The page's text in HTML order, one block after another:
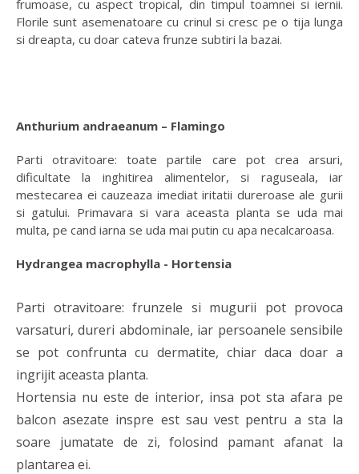
frumoase, cu aspect tropical, din timpul toamnei si iernii.
Florile sunt asemenatoare cu crinul si cresc pe o tija lunga
si dreapta, cu doar cateva frunze subtiri la bazai.
Anthurium andraeanum – Flamingo
Parti otravitoare: toate partile care pot crea arsuri,
dificultate la inghitirea alimentelor, si raguseala, iar
mestecarea ei cauzeaza imediat iritatii dureroase ale gurii
si gatului. Primavara si vara aceasta planta se uda mai
multa, pe cand iarna se uda mai putin cu apa necalcaroasa.
Hydrangea macrophylla - Hortensia
Parti otravitoare: frunzele si mugurii pot provoca
varsaturi, dureri abdominale, iar persoanele sensibile
se pot confrunta cu dermatite, chiar daca doar a
ingrijit aceasta planta.
Hortensia nu este de interior, insa pot sta afara pe
balcon asezate inspre est sau vest pentru a sta la
soare jumatate de zi, folosind pamant afanat la
plantarea ei.